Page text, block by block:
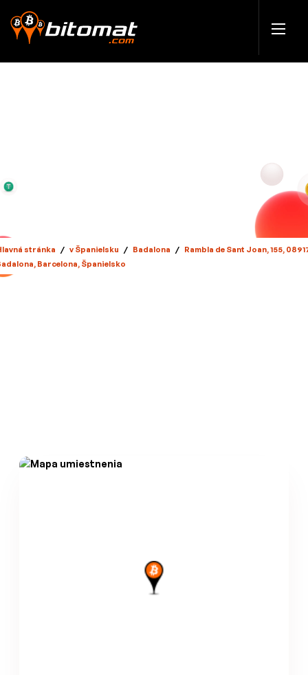
stránka / v Španielsku / Badalona / Rambla de Sant Joan, 155,
Barcelona, Španielsko